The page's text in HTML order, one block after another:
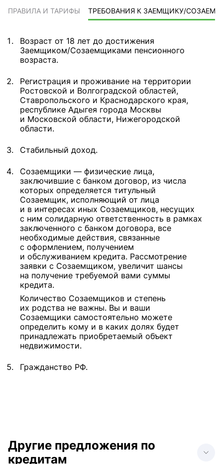
ПРАВИЛА И ТАРИФЫ ТРЕБОВАНИЯ К ЗАЕМЩИКУ/
Возраст от 18 лет до достижения
Заемщиком/Созаемщиками пенсионного
возраста.
Регистрация и проживание на территории
Ростовской и Волгоградской областей,
Ставропольского и Краснодарского края,
республике Адыгея города Москвы
и Московской области, Нижегородской
области.
Стабильный доход.
Созаемщики — физические лица,
заключившие с банком договор, из числа
которых определяется титульный
Созаемщик, исполняющий от лица
и в интересах иных Созаемщиков, несущих
с ним солидарную ответственность в рамках
заключенного с банком договора, все
необходимые действия, связанные
с оформлением, получением
и обслуживанием кредита. Рассмотрение
заявки с Созаемщиком, увеличит шансы
на получение требуемой вами суммы
кредита.
Количество Созаемщиков и степень
их родства не важны. Вы и ваши
Созаемщики самостоятельно можете
определить кому и в каких долях будет
принадлежать приобретаемый объект
недвижимости.
Гражданство РФ.
Другие предложения по
кредитам